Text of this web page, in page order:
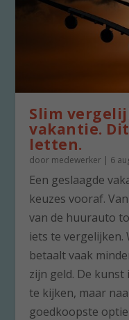
Slim
vakantie.
letten.
door medewerker | 6
Een geslaagde
keuzes vooraf.
van de huurauto
iets te vergelijken.
betaalt vaak
zijn geld. De
te kijken, maar
goedkoopste